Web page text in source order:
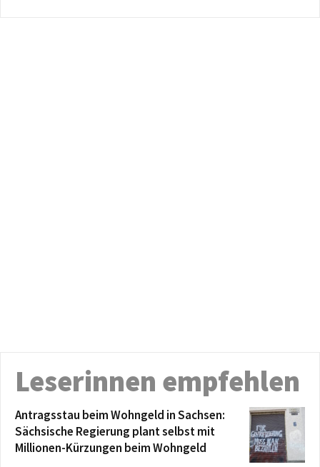
Leserinnen empfehlen
Antragsstau beim Wohngeld in Sachsen:
Sächsische Regierung plant selbst mit
Millionen-Kürzungen beim Wohngeld